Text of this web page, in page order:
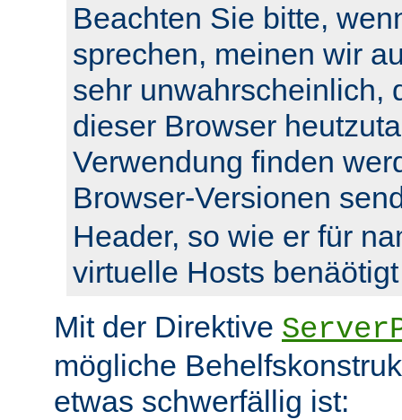
Beachten Sie bitte,
sprechen, meinen wir
sehr unwahrscheinlich,
dieser Browser
Verwendung finden
Browser-Versionen
Header, so wie er für
virtuelle Hosts
Mit der Direktive
mögliche
etwas schwerfällig ist: